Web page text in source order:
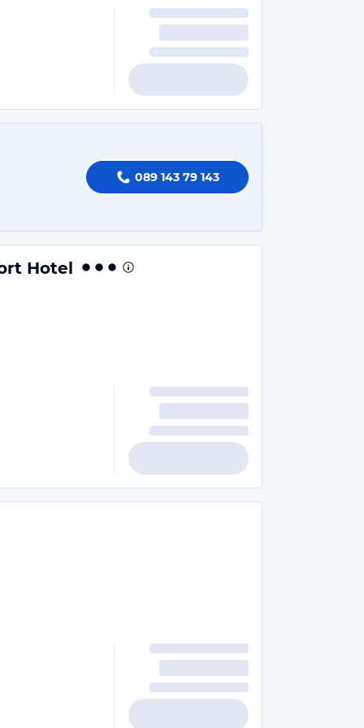
089 143 79 143
Hotel